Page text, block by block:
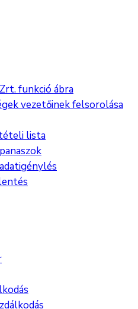
funkció ábra
vezetőinek felsorolása
lista